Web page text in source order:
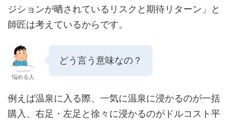
ジションが晒されているリスクと期待リターン」と
師匠は考えているからです。
悩める人
どう言う意味なの？
例えば温泉に入る際、一気に温泉に浸かるのが一括
購入、右足・左足と徐々に浸かるのがドルコスト平